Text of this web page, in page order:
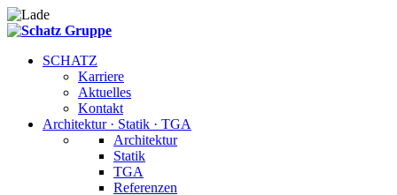
SCHATZ
Karriere
Aktuelles
Kontakt
Architektur · Statik · TGA
Architektur
Statik
TGA
Referenzen